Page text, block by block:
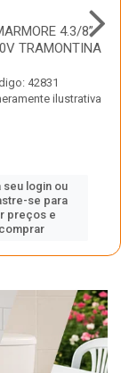
4.3/8”
TRAMONTINA
42831
ilustrativa
seu login ou
se para
preços e
comprar